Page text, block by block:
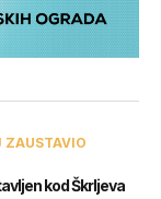
ZAUSTAVIO
kod Škrljeva